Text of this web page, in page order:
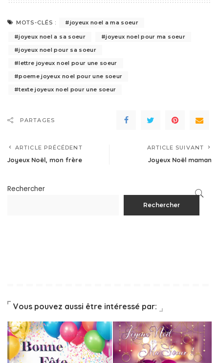
MOTS-CLÉS : joyeux noel a ma soeur
joyeux noel a sa soeur
joyeux noel pour ma soeur
joyeux noel pour sa soeur
lettre joyeux noel pour une soeur
poeme joyeux noel pour une soeur
texte joyeux noel pour une soeur
PARTAGES
ARTICLE PRÉCÉDENT
Joyeux Noël, mon frère
ARTICLE SUIVANT
Joyeux Noël maman
Rechercher
Rechercher
Vous pouvez aussi être intéressé par: